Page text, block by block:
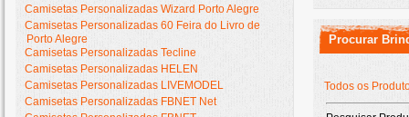
Camisetas Personalizadas Wizard Porto Alegre
Camisetas Personalizadas 60 Feira do Livro de
Porto Alegre
Camisetas Personalizadas Tecline
Camisetas Personalizadas HELEN
Camisetas Personalizadas LIVEMODEL
Camisetas Personalizadas FBNET Net
Procurar
Todos os